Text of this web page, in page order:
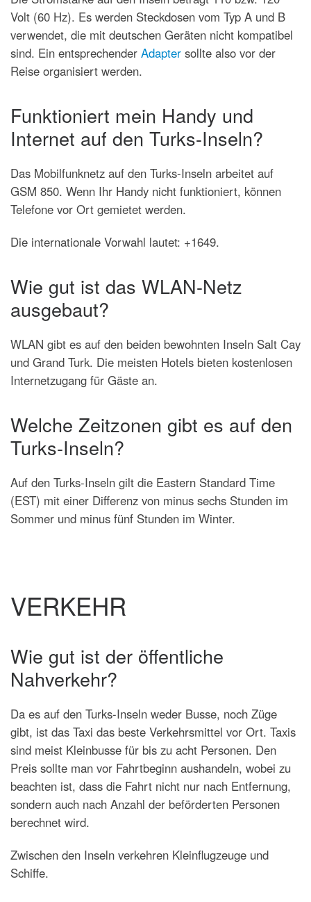
Volt (60 Hz). Es werden Steckdosen vom Typ A und B
verwendet, die mit deutschen Geräten nicht kompatibel
sind. Ein entsprechender Adapter sollte also vor der
Reise organisiert werden.
Funktioniert mein Handy und
Internet auf den Turks-Inseln?
Das Mobilfunknetz auf den Turks-Inseln arbeitet auf
GSM 850. Wenn Ihr Handy nicht funktioniert, können
Telefone vor Ort gemietet werden.
Die internationale Vorwahl lautet: +1649.
Wie gut ist das WLAN-Netz
ausgebaut?
WLAN gibt es auf den beiden bewohnten Inseln Salt Cay
und Grand Turk. Die meisten Hotels bieten kostenlosen
Internetzugang für Gäste an.
Welche Zeitzonen gibt es auf den
Turks-Inseln?
Auf den Turks-Inseln gilt die Eastern Standard Time
(EST) mit einer Differenz von minus sechs Stunden im
Sommer und minus fünf Stunden im Winter.
VERKEHR
Wie gut ist der öffentliche
Nahverkehr?
Da es auf den Turks-Inseln weder Busse, noch Züge
gibt, ist das Taxi das beste Verkehrsmittel vor Ort. Taxis
sind meist Kleinbusse für bis zu acht Personen. Den
Preis sollte man vor Fahrtbeginn aushandeln, wobei zu
beachten ist, dass die Fahrt nicht nur nach Entfernung,
sondern auch nach Anzahl der beförderten Personen
berechnet wird.
Zwischen den Inseln verkehren Kleinflugzeuge und
Schiffe.